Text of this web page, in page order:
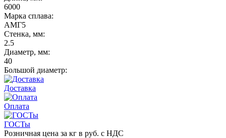
6000
Марка сплава:
АМГ5
Стенка, мм:
2.5
Диаметр, мм:
40
Большой диаметр:
Доставка
Оплата
ГОСТы
Розничная цена за кг в руб. с НДС